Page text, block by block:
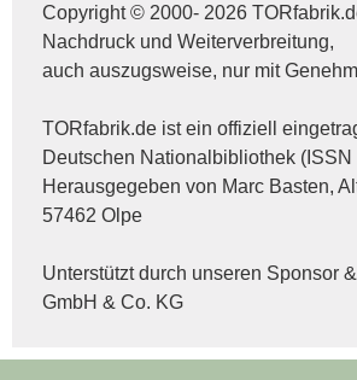
Copyright © 2000- 2026
Nachdruck und Weiterverbreitung,
auch auszugsweise, nur mit
TORfabrik.de ist ein offiziell
Deutschen Nationalbibliothek (ISSN
Herausgegeben von Marc Basten,
57462 Olpe
Unterstützt durch unseren Sponsor
GmbH & Co. KG